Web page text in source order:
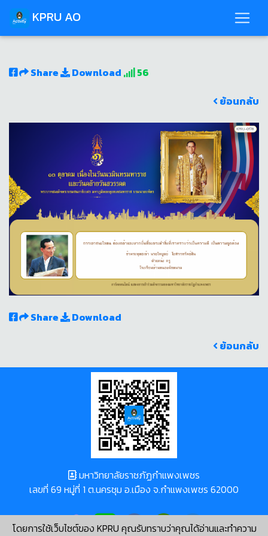
KPRU AO
Share Download
56
ย้อนกลับ
Share
Download
ย้อนกลับ
โดยการใช้เว็บไซต์ของ KPRU คุณรับทราบว่าคุณได้อ่านและทำความ
มหาวิทยาลัยราชภัฏกำแพงเพชร
เลขที่ 69 หมู่ที่ 1 ต.นครชุม อ.เมือง จ.กำแพงเพชร 62000